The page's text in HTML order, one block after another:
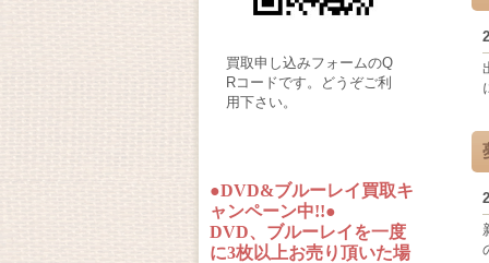
買取申し込みフォームのQ
Rコードです。どうぞご利
用下さい。
●DVD&ブルーレイ買取キ
ャンペーン中!!●
DVD、ブルーレイを一度
に3枚以上お売り頂いた場